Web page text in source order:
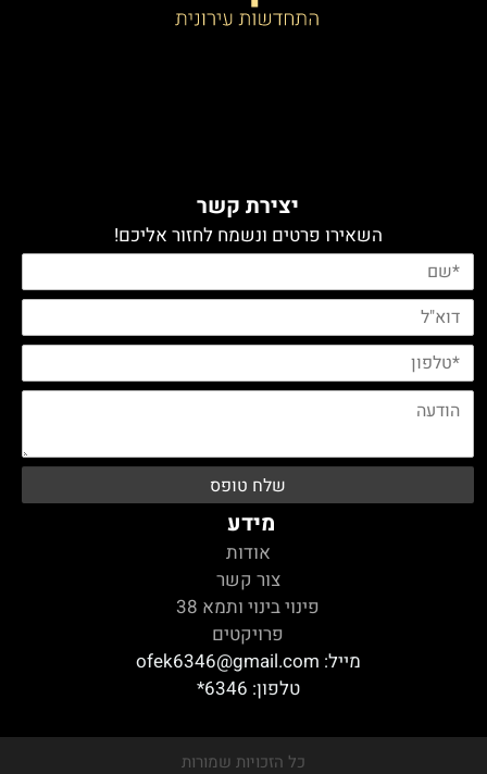
יצירת קשר
השאירו פרטים ונשמח לחזור אליכם!
מידע
אודות
צור קשר
פינוי בינוי ותמא 38
פרויקטים
מייל: ofek6346@gmail.com
טלפון: 6346*
כל הזכויות שמורות